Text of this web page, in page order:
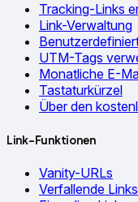
Tracking-Links
Link-Verwaltung
UTM-Tags
Monatliche E-
Tastaturkürzel
Über den
Link-Funktionen
Vanity-URLs
Verfallende Links